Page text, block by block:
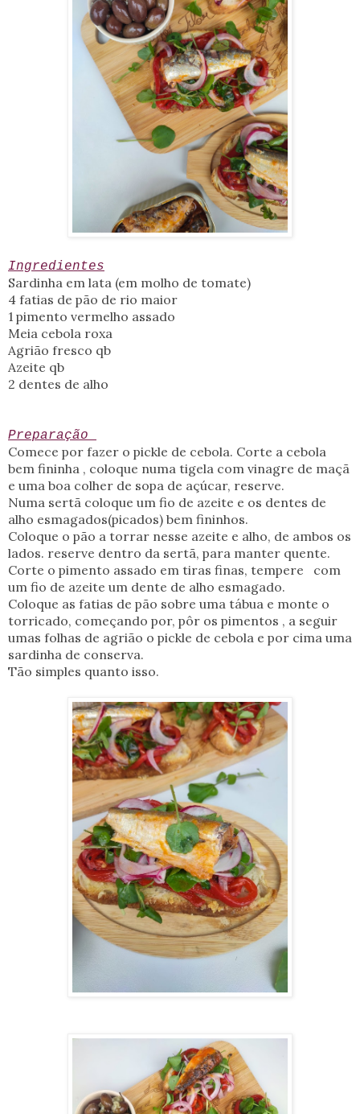
Ingredientes
Sardinha em lata (em molho de tomate)
4 fatias de pão de rio maior
1 pimento vermelho assado
Meia cebola roxa
Agrião fresco qb
Azeite qb
2 dentes de alho
Preparação
Comece por fazer o pickle de cebola. Corte a cebola
bem fininha , coloque numa tigela com vinagre de maçã
e uma boa colher de sopa de açúcar, reserve.
Numa sertã coloque um fio de azeite e os dentes de
alho esmagados(picados) bem fininhos.
Coloque o pão a torrar nesse azeite e alho, de ambos os
lados. reserve dentro da sertã, para manter quente.
Corte o pimento assado em tiras finas, tempere com
um fio de azeite um dente de alho esmagado.
Coloque as fatias de pão sobre uma tábua e monte o
torricado, começando por, pôr os pimentos , a seguir
umas folhas de agrião o pickle de cebola e por cima uma
sardinha de conserva.
Tão simples quanto isso.